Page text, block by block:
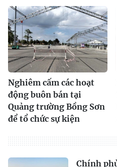
Nghiêm cấm các hoạt
động buôn bán tại
Quảng trường Bồng Sơn
để tổ chức sự kiện
Chính